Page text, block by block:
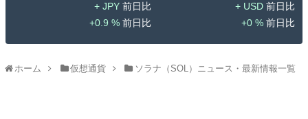
JPY
0.9 %
USD
0 %
ホーム 仮想通貨 ソラナ（SOL）ニュース・最新情報一覧